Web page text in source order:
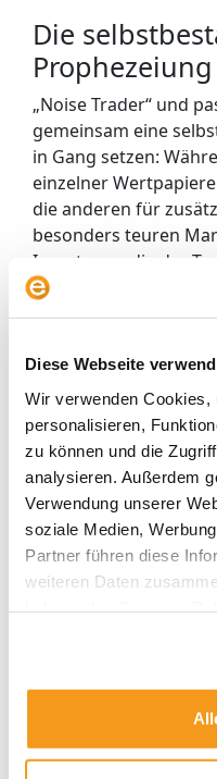
Diese Webseite
Wir verwenden Cookies,
personalisieren,
zu können und die
analysieren. Außerdem
Verwendung unserer
soziale Medien,
Partner führen diese
weiteren Daten
Die
Prophezeiung
„Noise Trader“ und
gemeinsam eine
in Gang setzen:
einzelner
die anderen für
besonders teuren
Investoren, die der
folgen und ihre
Basis desinneren
Kaum ein rationaler
solchen Umfeld seine
denn, er versucht
seinen Gunsten zu
große Sterben von
Jahren, so erscheint
plausibel. Auch die
USA (Preis/Buchwert:
2,5) gegenüber MSCI
Irrationaler
auf